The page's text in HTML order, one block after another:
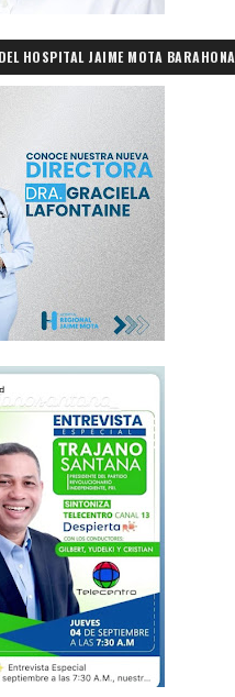
HOSPITAL JAIME MOTA BARAHONA